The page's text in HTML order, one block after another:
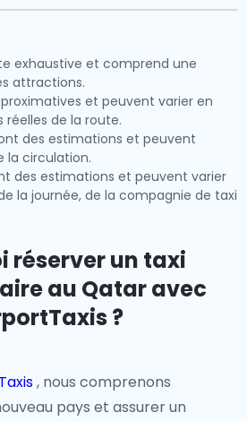
exhaustive et comprend une
attractions.
et peuvent varier en
de la route.
des estimations et peuvent
la circulation.
des estimations et peuvent varier
la journée, de la compagnie de taxi
réserver un taxi
au Qatar avec
?
, nous comprenons
pays et assurer un